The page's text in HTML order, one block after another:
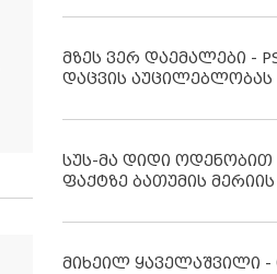
მზეს ვერ დაემალები -
დაცვის აუცილებლობას
სუს-მა დიდი ოდენობით
ფაქტზე ბათუმის
მიხეილ ყაველაშვილი